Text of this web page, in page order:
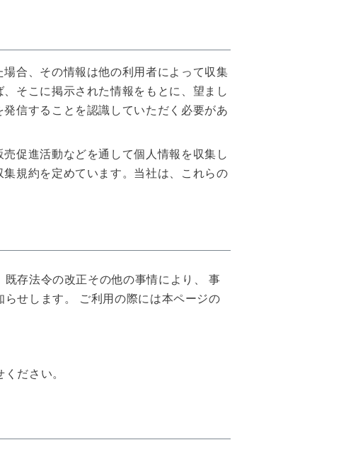
合、その情報は他の利用者によって収集
そこに掲示された情報をもとに、望まし
信することを認識していただく必要があ
促進活動などを通して個人情報を収集し
規約を定めています。当社は、これらの
存法令の改正その他の事情により、 事
せします。 ご利用の際には本ページの
ださい。